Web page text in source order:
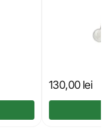
130,00 lei